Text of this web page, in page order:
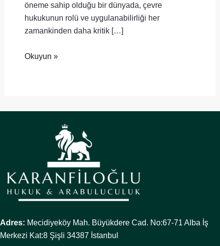
öneme sahip olduğu bir dünyada, çevre
hukukunun rolü ve uygulanabilirliği her
zamankinden daha kritik […]
Okuyun »
Adres: Mecidiyeköy Mah. Büyükdere Cad. No:67-71 Alba İş
Merkezi Kat:8 Şişli 34387 İstanbul